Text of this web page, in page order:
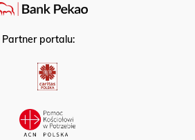
Partner portalu: